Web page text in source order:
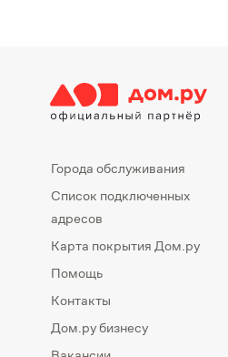
Города обслуживания
Список подключенных
адресов
Карта покрытия Дом.ру
Помощь
Контакты
Дом.ру бизнесу